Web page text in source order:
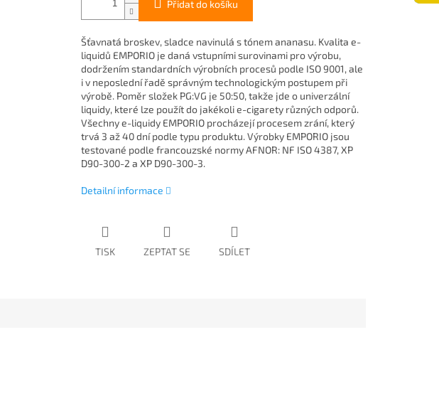
Přidat do košíku
Šťavnatá broskev, sladce navinulá s tónem ananasu. Kvalita e-
liquidů EMPORIO je daná vstupními surovinami pro výrobu,
dodržením standardních výrobních procesů podle ISO 9001, ale
i v neposlední řadě správným technologickým postupem při
výrobě. Poměr složek PG:VG je 50:50, takže jde o univerzální
liquidy, které lze použít do jakékoli e-cigarety různých odporů.
Všechny e-liquidy EMPORIO procházejí procesem zrání, který
trvá 3 až 40 dní podle typu produktu. Výrobky EMPORIO jsou
testované podle francouzské normy AFNOR: NF ISO 4387, XP
D90-300-2 a XP D90-300-3.
Detailní informace
TISK ZEPTAT SE SDÍLET